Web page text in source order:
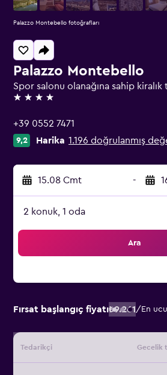
Palazzo Montebello
Spor salonu olanağına sahip kiralık
4 yıldız
+39 0552 7471
9,2 Harika 1.196 doğrulanmış
15.08 Cmt -
2 konuk, 1 oda
Ara
Fırsat başlangıç fiyatı₺9.261/ En
Tedarikçi Gecelik
Palazzo Montebello fotoğrafları